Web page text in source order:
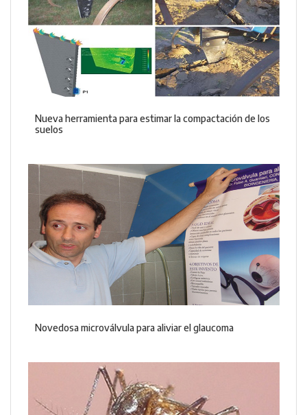
Nueva herramienta para estimar la compactación de los
suelos
Novedosa microválvula para aliviar el glaucoma